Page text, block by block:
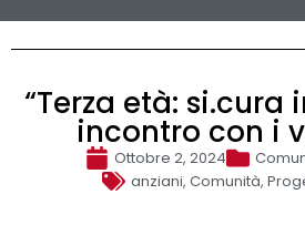
“Terza età: si.cura
incontro con i
Ottobre 2, 2024
anziani, Comunità,